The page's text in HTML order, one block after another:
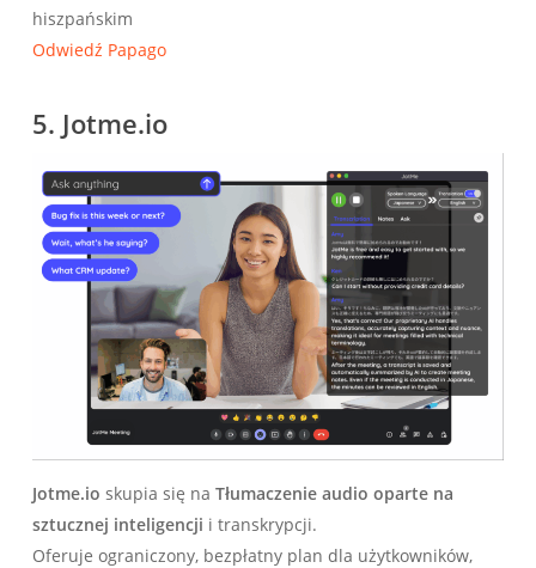
hiszpańskim
Odwiedź Papago
5. Jotme.io
Jotme.io skupia się na Tłumaczenie audio oparte na
sztucznej inteligencji i transkrypcji.
Oferuje ograniczony, bezpłatny plan dla użytkowników,